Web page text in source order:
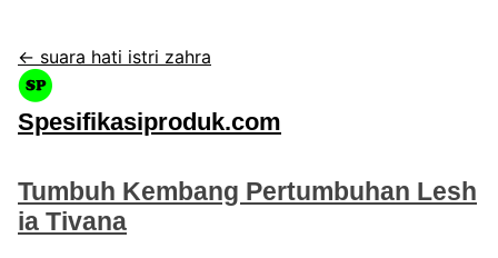
← suara hati istri zahra
Spesifikasiproduk.com
Tumbuh Kembang Pertumbuhan Lesh
ia Tivana